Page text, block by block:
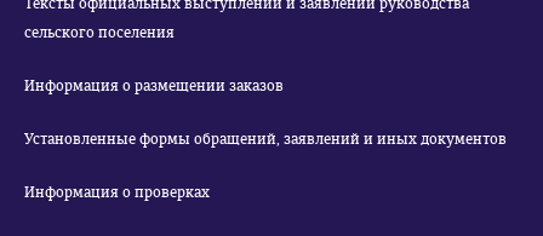
Тексты официальных выступлений и заявлений руководства
сельского поселения
Информация о размещении заказов
Установленные формы обращений, заявлений и иных документов
Информация о проверках